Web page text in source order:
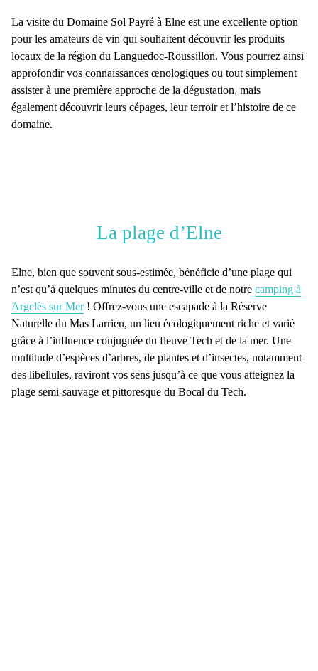
La visite du Domaine Sol Payré à Elne est une excellente option
pour les amateurs de vin qui souhaitent découvrir les produits
locaux de la région du Languedoc-Roussillon. Vous pourrez ainsi
approfondir vos connaissances œnologiques ou tout simplement
assister à une première approche de la dégustation, mais
également découvrir leurs cépages, leur terroir et l’histoire de ce
domaine.
La plage d’Elne
Elne, bien que souvent sous-estimée, bénéficie d’une plage qui
n’est qu’à quelques minutes du centre-ville et de notre camping à
Argelès sur Mer! Offrez-vous une escapade à la Réserve
Naturelle du Mas Larrieu, un lieu écologiquement riche et varié
grâce à l’influence conjuguée du fleuve Tech et de la mer. Une
multitude d’espèces d’arbres, de plantes et d’insectes, notamment
des libellules, raviront vos sens jusqu’à ce que vous atteignez la
plage semi-sauvage et pittoresque du Bocal du Tech.